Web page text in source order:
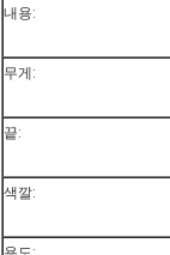
내용:
무게:
끝:
색깔: